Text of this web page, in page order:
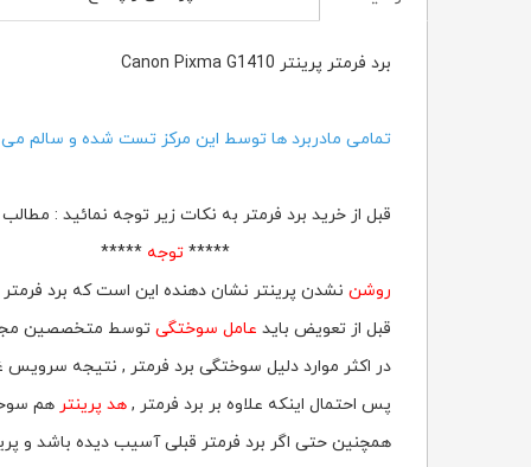
برد فرمتر پرینتر Canon Pixma G1410
تمامی مادربرد ها توسط این مرکز تست شده و سالم می
قبل از خرید برد فرمتر به نکات زیر توجه نمائید :
***** توجه *****
روشن نشدن پرینتر نشان دهنده این است که برد فرمتر
قبل از تعویض باید عامل سوختگی توسط متخصصین
در اکثر موارد دلیل سوختگی برد فرمتر , نتیجه
پس احتمال اینکه علاوه بر برد فرمتر , هد پرینتر هم
همچنین حتی اگر برد فرمتر قبلی آسیب دیده باشد و